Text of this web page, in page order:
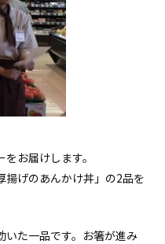
お届けします。
揚げのあんかけ丼」の2品を
いた一品です。お箸が進み